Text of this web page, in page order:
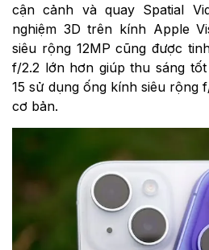
cận cảnh và quay Spatial
nghiệm 3D trên kính Apple
siêu rộng 12MP cũng được
f/2.2 lớn hơn giúp thu sáng
15 sử dụng ống kính siêu rộng
cơ bản.